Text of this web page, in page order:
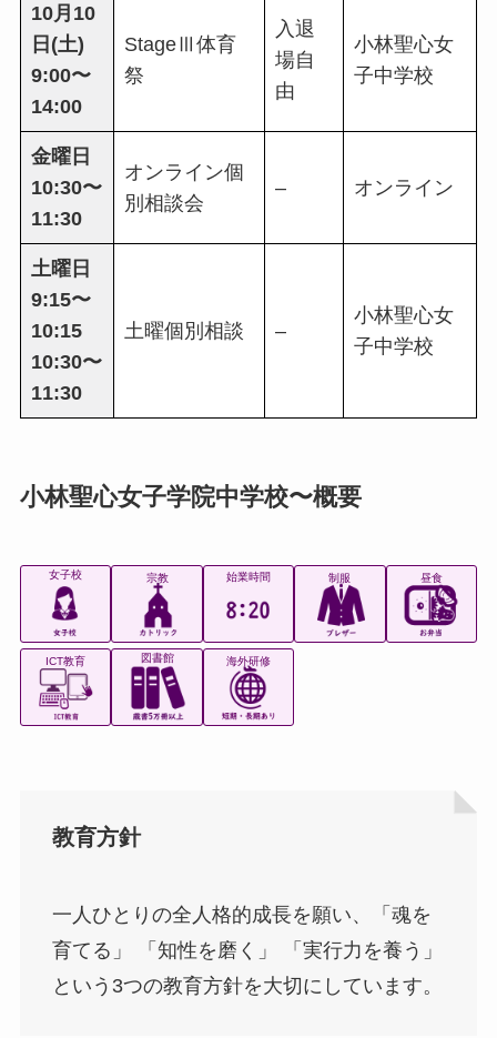
10月10
日(土)
9:00〜
14:00
StageⅢ体育
祭
入退
場自
由
小林聖心女
子中学校
金曜日
10:30〜
11:30
オンライン個
別相談会
– オンライン
土曜日
9:15〜
10:15
10:30〜
11:30
土曜個別相談 –
小林聖心女
子中学校
小林聖心女子学院中学校〜概要
女子校 宗教 始業時間 制服 昼食
ICT教育 図書館 海外研修
教育方針
一人ひとりの全人格的成長を願い、「魂を
育てる」 「知性を磨く」 「実行力を養う」
という3つの教育方針を大切にしています。